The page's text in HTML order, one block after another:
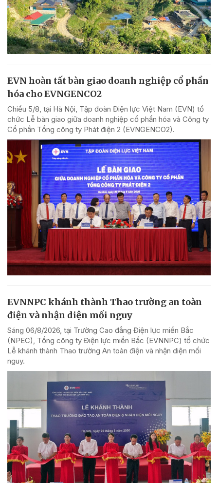
EVN hoàn tất bàn giao doanh nghiệp cổ phần
hóa cho EVNGENCO2
Chiều 5/8, tại Hà Nội, Tập đoàn Điện lực Việt Nam (EVN) tổ
chức Lễ bàn giao giữa doanh nghiệp cổ phần hóa và Công ty
Cổ phần Tổng công ty Phát điện 2 (EVNGENCO2).
EVNNPC khánh thành Thao trường an toàn
điện và nhận diện mối nguy
Sáng 06/8/2026, tại Trường Cao đẳng Điện lực miền Bắc
(NPEC), Tổng công ty Điện lực miền Bắc (EVNNPC) tổ chức
Lễ khánh thành Thao trường An toàn điện và nhận diện mối
nguy.